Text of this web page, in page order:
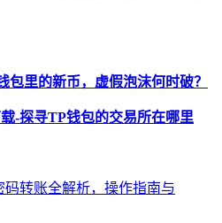
包里的新币，虚假泡沫何时破？
-探寻TP钱包的交易所在哪里